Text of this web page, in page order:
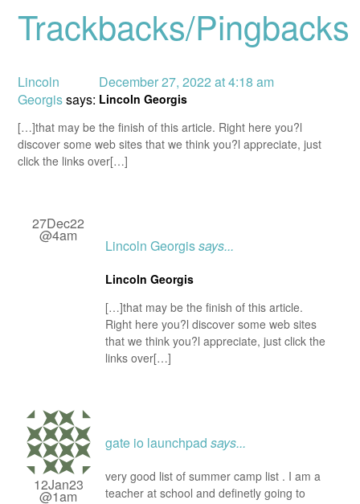
Trackbacks/Pingbacks
Lincoln
Georgissays:
December 27, 2022 at 4:18 am
Lincoln Georgis
[…]that may be the finish of this article. Right here you?l
discover some web sites that we think you?l appreciate, just
click the links over[…]
27Dec22
@4am
Lincoln Georgissays...
Lincoln Georgis
[…]that may be the finish of this article.
Right here you?l discover some web sites
that we think you?l appreciate, just click the
links over[…]
12Jan23
@1am
gate io launchpad says...
very good list of summer camp list . I am a
teacher at school and definetly going to